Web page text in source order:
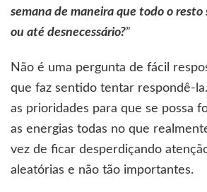
semana de maneira que todo o resto
ou até desnecessário?”
Não é uma pergunta de fácil
que faz sentido tentar respondê-
as prioridades para que se possa
as energias todas no que
vez de ficar desperdiçando
aleatórias e não tão importantes.